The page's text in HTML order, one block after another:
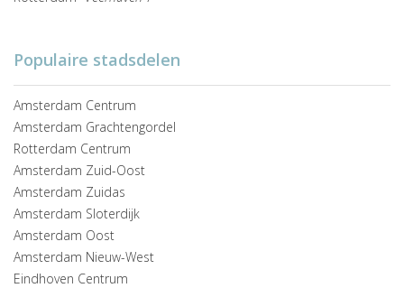
Populaire stadsdelen
Amsterdam Centrum
Amsterdam Grachtengordel
Rotterdam Centrum
Amsterdam Zuid-Oost
Amsterdam Zuidas
Amsterdam Sloterdijk
Amsterdam Oost
Amsterdam Nieuw-West
Eindhoven Centrum